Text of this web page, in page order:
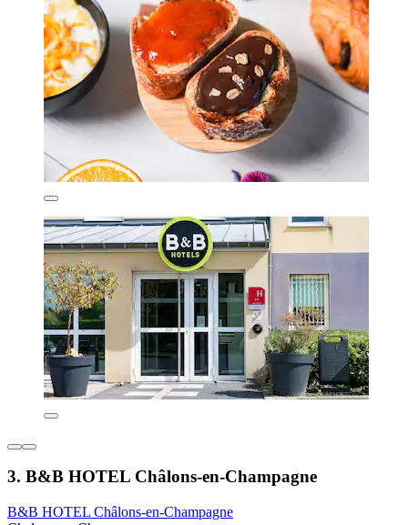
3. B&B HOTEL Châlons-en-Champagne
B&B HOTEL Châlons-en-Champagne